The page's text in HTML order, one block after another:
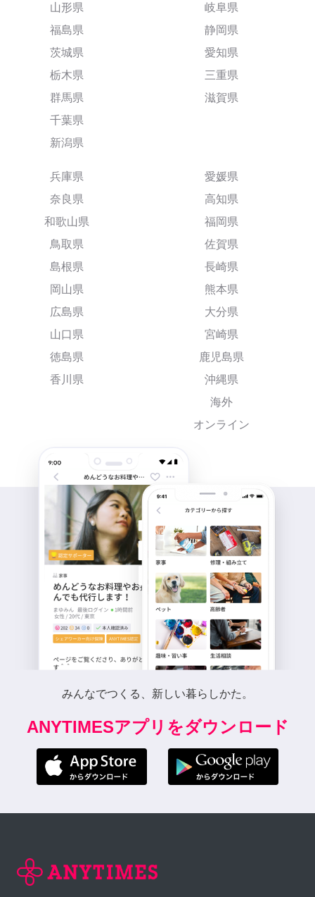
山形県
福島県
茨城県
栃木県
群馬県
千葉県
新潟県
岐阜県
静岡県
愛知県
三重県
滋賀県
兵庫県
奈良県
和歌山県
鳥取県
島根県
岡山県
広島県
山口県
徳島県
香川県
愛媛県
高知県
福岡県
佐賀県
長崎県
熊本県
大分県
宮崎県
鹿児島県
沖縄県
海外
オンライン
みんなでつくる、新しい暮らしかた。
ANYTIMESアプリをダウンロード